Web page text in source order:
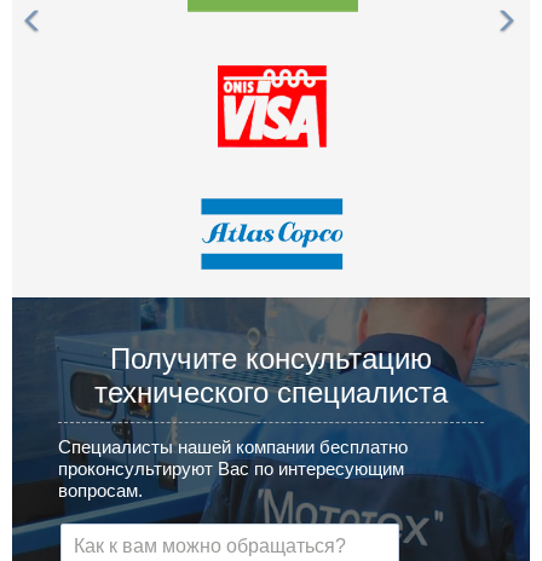
Получите консультацию
технического специалиста
Специалисты нашей компании бесплатно
проконсультируют Вас по интересующим
вопросам.